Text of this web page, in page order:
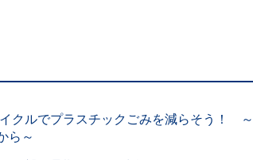
クルでプラスチックごみを減らそう！ ～
ら～